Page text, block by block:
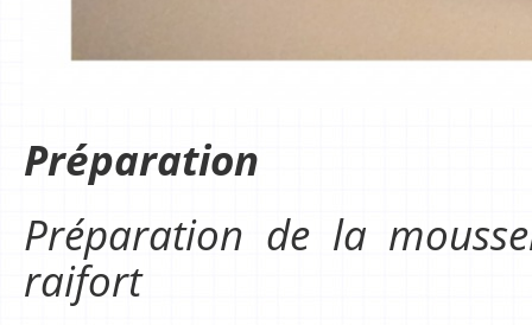
Préparation
Préparation de la
raifort